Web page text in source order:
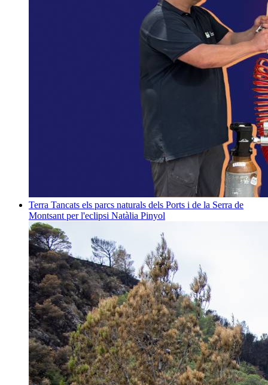
Terra Tancats els parcs naturals dels Ports i de la Serra de
Montsant per l'eclipsi Natàlia Pinyol